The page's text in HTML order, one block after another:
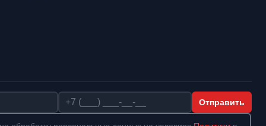
Телефон Отправить